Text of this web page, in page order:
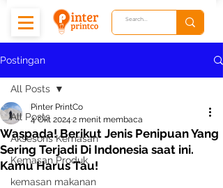
Postingan
All Posts
Aksesoris Kemasan
Kemasan Produk
kemasan makanan
All Posts
Waspada! Berikut Jenis Penipuan Yang
Sering Terjadi Di Indonesia saat ini.
Kamu Harus Tau!
Pinter PrintCo
4 Okt 2024 2 menit membaca